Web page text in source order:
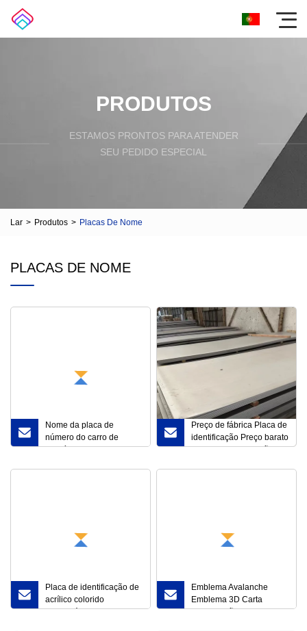
PRODUTOS
ESTAMOS PRONTOS PARA ATENDER
SEU PEDIDO ESPECIAL
Lar > Produtos > Placas De Nome
PLACAS DE NOME
Nome da placa de
número do carro de
alumínio
Preço de fábrica Placa de
identificação Preço barato
Placa de identificação
Placa de identificação de
acrílico colorido
inquebrável 1,22X2,44m
Emblema Avalanche
Emblema 3D Carta
Identificação Emblema